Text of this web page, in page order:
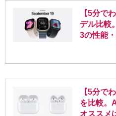
【5分で
デル比較
3の性能
【5分で
を比較。
オススメ